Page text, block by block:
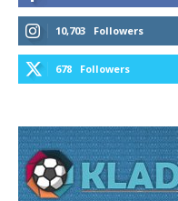
10,703 Followers
678 Followers